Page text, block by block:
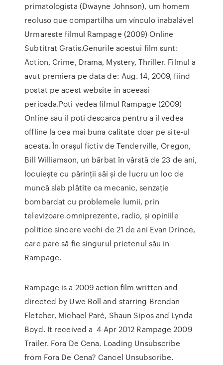
primatologista (Dwayne Johnson), um homem
recluso que compartilha um vínculo inabalável
Urmareste filmul Rampage (2009) Online
Subtitrat Gratis.Genurile acestui film sunt:
Action, Crime, Drama, Mystery, Thriller. Filmul a
avut premiera pe data de: Aug. 14, 2009, fiind
postat pe acest website in aceeasi
perioada.Poti vedea filmul Rampage (2009)
Online sau il poti descarca pentru a il vedea
offline la cea mai buna calitate doar pe site-ul
acesta. În orașul fictiv de Tenderville, Oregon,
Bill Williamson, un bărbat în vârstă de 23 de ani,
locuiește cu părinții săi și de lucru un loc de
muncă slab plătite ca mecanic, senzație
bombardat cu problemele lumii, prin
televizoare omniprezente, radio, și opiniile
politice sincere vechi de 21 de ani Evan Drince,
care pare să fie singurul prietenul său in
Rampage.
Rampage is a 2009 action film written and
directed by Uwe Boll and starring Brendan
Fletcher, Michael Paré, Shaun Sipos and Lynda
Boyd. It received a 4 Apr 2012 Rampage 2009
Trailer. Fora De Cena. Loading Unsubscribe
from Fora De Cena? Cancel Unsubscribe.